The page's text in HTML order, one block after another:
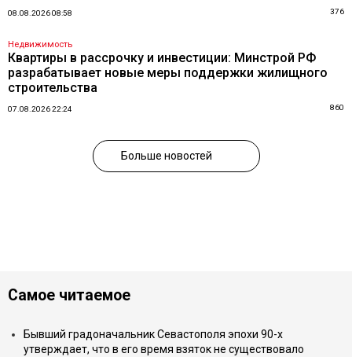
08.08.2026 08:58 376
Недвижимость
Квартиры в рассрочку и инвестиции: Минстрой РФ
разрабатывает новые меры поддержки жилищного
строительства
07.08.2026 22:24 860
Больше новостей
Самое читаемое
Бывший градоначальник Севастополя эпохи 90-х
утверждает, что в его время взяток не существовало